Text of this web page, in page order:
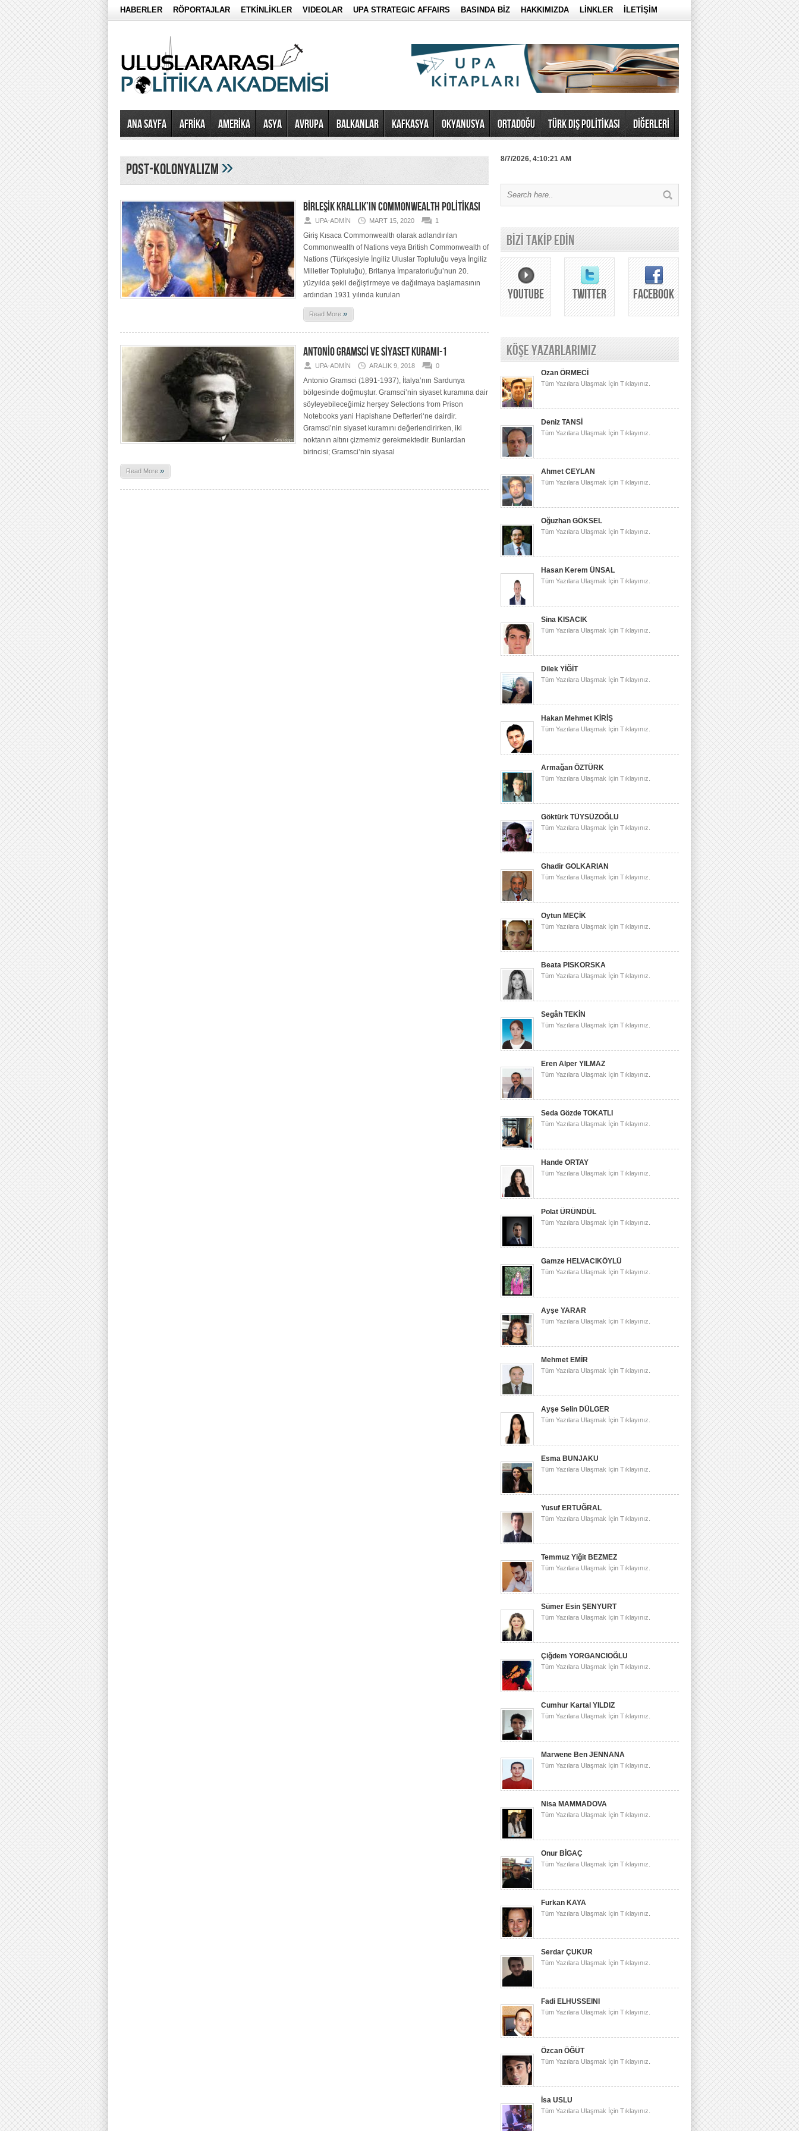
HABERLER RÖPORTAJLAR ETKİNLİKLER VIDEOLAR UPA STRATEGIC AFFAIRS BASINDA BİZ HAKKIMIZDA LİNKLER İLETİŞİM
Ana Sayfa AFRİKA AMERİKA ASYA AVRUPA BALKANLAR KAFKASYA OKYANUSYA ORTADOĞU TÜRK DIŞ POLİTİKASI DİĞERLERİ
post-kolonyalizm»
BİRLEŞİK KRALLIK’IN COMMONWEALTH POLİTİKASI
UPA-ADMIN MART 15, 2020 1
Giriş Kısaca Commonwealth olarak adlandırılan
Commonwealth of Nations veya British Commonwealth of
Nations (Türkçesiyle İngiliz Uluslar Topluluğu veya İngiliz
Milletler Topluluğu), Britanya İmparatorluğu’nun 20.
yüzyılda şekil değiştirmeye ve dağılmaya başlamasının
ardından 1931 yılında kurulan
Read More »
ANTONİO GRAMSCİ VE SİYASET KURAMI-1
UPA-ADMIN ARALIK 9, 2018 0
Antonio Gramsci (1891-1937), İtalya’nın Sardunya
bölgesinde doğmuştur. Gramsci’nin siyaset kuramına dair
söyleyebileceğimiz herşey Selections from Prison
Notebooks yani Hapishane Defterleri‘ne dairdir.
Gramsci’nin siyaset kuramını değerlendirirken, iki
noktanın altını çizmemiz gerekmektedir. Bunlardan
birincisi; Gramsci’nin siyasal
Read More »
8/7/2026, 4:10:21 AM
BİZİ TAKİP EDİN
YOUTUBE TWITTER FACEBOOK
KÖŞE YAZARLARIMIZ
Ozan ÖRMECİ
Tüm Yazılara Ulaşmak İçin Tıklayınız.
Deniz TANSİ
Tüm Yazılara Ulaşmak İçin Tıklayınız.
Ahmet CEYLAN
Tüm Yazılara Ulaşmak İçin Tıklayınız.
Oğuzhan GÖKSEL
Tüm Yazılara Ulaşmak İçin Tıklayınız.
Hasan Kerem ÜNSAL
Tüm Yazılara Ulaşmak İçin Tıklayınız.
Sina KISACIK
Tüm Yazılara Ulaşmak İçin Tıklayınız.
Dilek YİĞİT
Tüm Yazılara Ulaşmak İçin Tıklayınız.
Hakan Mehmet KİRİŞ
Tüm Yazılara Ulaşmak İçin Tıklayınız.
Armağan ÖZTÜRK
Tüm Yazılara Ulaşmak İçin Tıklayınız.
Göktürk TÜYSÜZOĞLU
Tüm Yazılara Ulaşmak İçin Tıklayınız.
Ghadir GOLKARIAN
Tüm Yazılara Ulaşmak İçin Tıklayınız.
Oytun MEÇİK
Tüm Yazılara Ulaşmak İçin Tıklayınız.
Beata PISKORSKA
Tüm Yazılara Ulaşmak İçin Tıklayınız.
Segâh TEKİN
Tüm Yazılara Ulaşmak İçin Tıklayınız.
Eren Alper YILMAZ
Tüm Yazılara Ulaşmak İçin Tıklayınız.
Seda Gözde TOKATLI
Tüm Yazılara Ulaşmak İçin Tıklayınız.
Hande ORTAY
Tüm Yazılara Ulaşmak İçin Tıklayınız.
Polat ÜRÜNDÜL
Tüm Yazılara Ulaşmak İçin Tıklayınız.
Gamze HELVACIKÖYLÜ
Tüm Yazılara Ulaşmak İçin Tıklayınız.
Ayşe YARAR
Tüm Yazılara Ulaşmak İçin Tıklayınız.
Mehmet EMİR
Tüm Yazılara Ulaşmak İçin Tıklayınız.
Ayşe Selin DÜLGER
Tüm Yazılara Ulaşmak İçin Tıklayınız.
Esma BUNJAKU
Tüm Yazılara Ulaşmak İçin Tıklayınız.
Yusuf ERTUĞRAL
Tüm Yazılara Ulaşmak İçin Tıklayınız.
Temmuz Yiğit BEZMEZ
Tüm Yazılara Ulaşmak İçin Tıklayınız.
Sümer Esin ŞENYURT
Tüm Yazılara Ulaşmak İçin Tıklayınız.
Çiğdem YORGANCIOĞLU
Tüm Yazılara Ulaşmak İçin Tıklayınız.
Cumhur Kartal YILDIZ
Tüm Yazılara Ulaşmak İçin Tıklayınız.
Marwene Ben JENNANA
Tüm Yazılara Ulaşmak İçin Tıklayınız.
Nisa MAMMADOVA
Tüm Yazılara Ulaşmak İçin Tıklayınız.
Onur BİGAÇ
Tüm Yazılara Ulaşmak İçin Tıklayınız.
Furkan KAYA
Tüm Yazılara Ulaşmak İçin Tıklayınız.
Serdar ÇUKUR
Tüm Yazılara Ulaşmak İçin Tıklayınız.
Fadi ELHUSSEINI
Tüm Yazılara Ulaşmak İçin Tıklayınız.
Özcan ÖĞÜT
Tüm Yazılara Ulaşmak İçin Tıklayınız.
İsa USLU
Tüm Yazılara Ulaşmak İçin Tıklayınız.